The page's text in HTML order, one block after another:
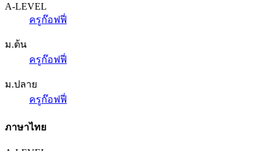
A-LEVEL
ครูก๊อฟฟี่
ม.ต้น
ครูก๊อฟฟี่
ม.ปลาย
ครูก๊อฟฟี่
ภาษาไทย